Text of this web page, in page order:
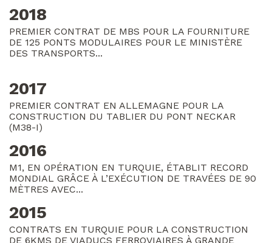
2018
PREMIER CONTRAT DE MBS POUR LA FOURNITURE
DE 125 PONTS MODULAIRES POUR LE MINISTÈRE
DES TRANSPORTS...
2017
PREMIER CONTRAT EN ALLEMAGNE POUR LA
CONSTRUCTION DU TABLIER DU PONT NECKAR
(M38-I)
2016
M1, EN OPÉRATION EN TURQUIE, ÉTABLIT RECORD
MONDIAL GRÂCE À L’EXÉCUTION DE TRAVÉES DE 90
MÈTRES AVEC...
2015
CONTRATS EN TURQUIE POUR LA CONSTRUCTION
DE 6KMS DE VIADUCS FERROVIAIRES À GRANDE